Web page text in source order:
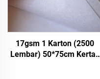
17gsm 1 Karton (2500
Lembar) 50*75cm Kertas